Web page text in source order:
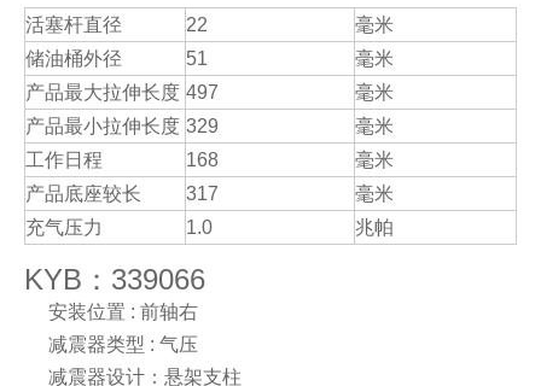
活塞杆直径 22
毫米
储油桶外径
51
毫米
产品最大拉伸长度 497
毫米
产品最小拉伸长度 329
毫米
工作日程
168
毫米
产品底座较长
317
毫米
充气压力
1.0 兆帕
KYB：339066
安装位置 : 前轴右
减震器类型 : 气压
减震器设计：悬架支柱